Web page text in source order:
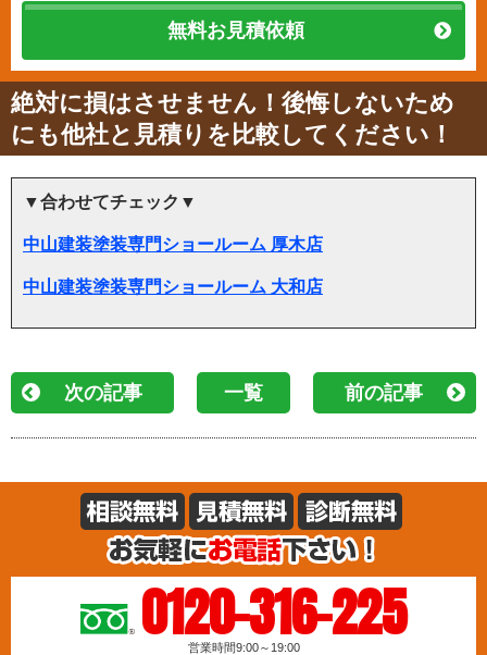
無料お見積依頼
絶対に損はさせません！後悔しないため
にも他社と見積りを比較してください！
▼合わせてチェック▼
中山建装塗装専門ショールーム 厚木店
中山建装塗装専門ショールーム 大和店
次の記事 一覧 前の記事
0120-316-225
営業時間9:00～19:00